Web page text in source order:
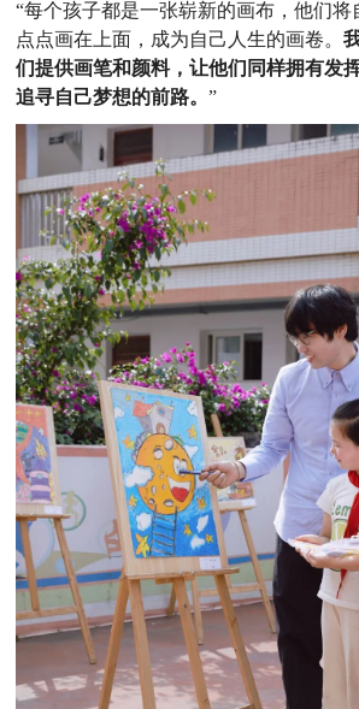
“每个孩子都是一张崭新的画布，他们将
点点画在上面，成为自己人生的画卷。
们提供画笔和颜料，让他们同样拥有发
追寻自己梦想的前路。”